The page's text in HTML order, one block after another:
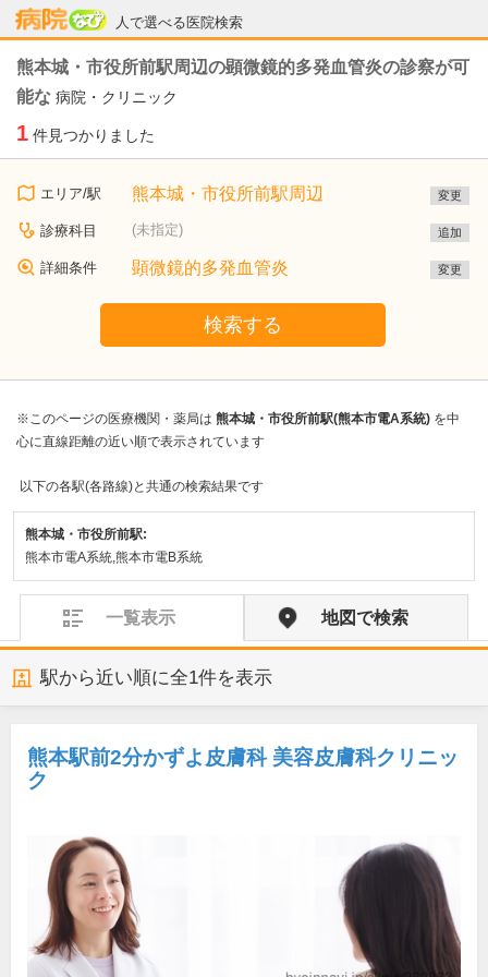
人で選べる医院検索
病院なび
熊本城・市役所前駅周辺の顕微鏡的多発血管炎の診察が可
能な 病院・クリニック
1 件見つかりました
エリア/駅 熊本城・市役所前駅周辺 変更
診療科目 (未指定) 追加
詳細条件 顕微鏡的多発血管炎 変更
検索する
※このページの医療機関・薬局は 熊本城・市役所前駅(熊本市電A系統) を中
心に直線距離の近い順で表示されています
以下の各駅(各路線)と共通の検索結果です
熊本城・市役所前駅:
熊本市電A系統,熊本市電B系統
一覧表示 地図で検索
駅から近い順に全1件を表示
熊本駅前2分かずよ皮膚科 美容皮膚科クリニッ
ク